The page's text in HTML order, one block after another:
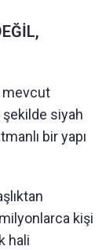
mevcut
siyah
bir yapı
kişi
hali